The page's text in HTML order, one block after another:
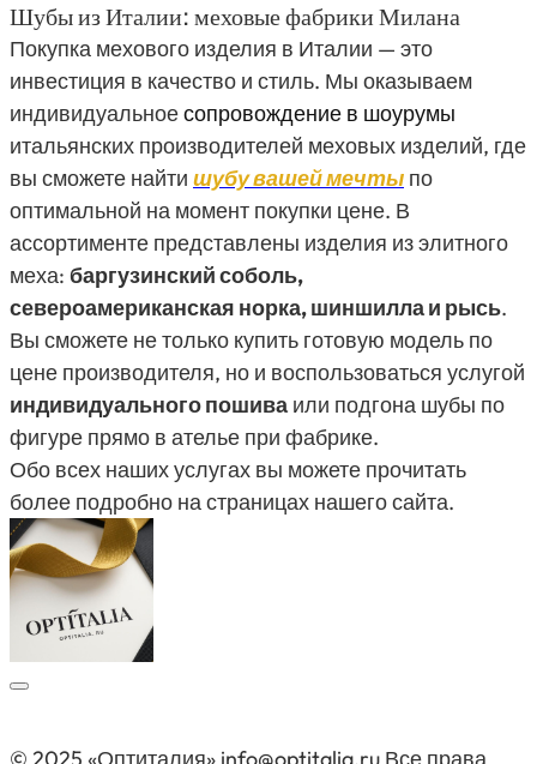
Шубы из Италии: меховые фабрики Милана
Покупка мехового изделия в Италии — это
инвестиция в качество и стиль. Мы оказываем
индивидуальноесопровождение в шоурумы
итальянских производителей меховых изделий, где
вы сможете найти шубу вашей мечты по
оптимальной на момент покупки цене. В
ассортименте представлены изделия из элитного
меха: баргузинский соболь,
североамериканская норка, шиншилла и рысь.
Вы сможете не только купить готовую модель по
цене производителя, но и воспользоваться услугой
индивидуального пошива или подгона шубы по
фигуре прямо в ателье при фабрике.
Обо всех наших услугах вы можете прочитать
более подробно на страницах нашего сайта.